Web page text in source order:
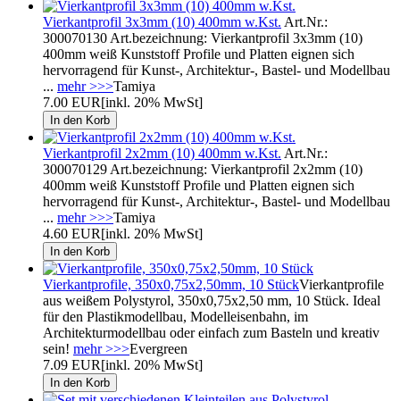
Vierkantprofil 3x3mm (10) 400mm w.Kst. Art.Nr.:
300070130 Art.bezeichnung: Vierkantprofil 3x3mm (10)
400mm weiß Kunststoff Profile und Platten eignen sich
hervorragend für Kunst-, Architektur-, Bastel- und Modellbau
... mehr >>>Tamiya
7.00 EUR[inkl. 20% MwSt]
Vierkantprofil 2x2mm (10) 400mm w.Kst. Art.Nr.:
300070129 Art.bezeichnung: Vierkantprofil 2x2mm (10)
400mm weiß Kunststoff Profile und Platten eignen sich
hervorragend für Kunst-, Architektur-, Bastel- und Modellbau
... mehr >>>Tamiya
4.60 EUR[inkl. 20% MwSt]
Vierkantprofile, 350x0,75x2,50mm, 10 StückVierkantprofile
aus weißem Polystyrol, 350x0,75x2,50 mm, 10 Stück. Ideal
für den Plastikmodellbau, Modelleisenbahn, im
Architekturmodellbau oder einfach zum Basteln und kreativ
sein! mehr >>>Evergreen
7.09 EUR[inkl. 20% MwSt]